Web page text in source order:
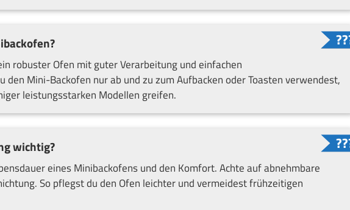
robuster Ofen mit guter Verarbeitung und einfachen
den Mini-Backofen nur ab und zu zum Aufbacken oder Toasten verwendest,
leistungsstarken Modellen greifen.
wichtig?
eines Minibackofens und den Komfort. Achte auf abnehmbare
So pflegst du den Ofen leichter und vermeidest frühzeitigen